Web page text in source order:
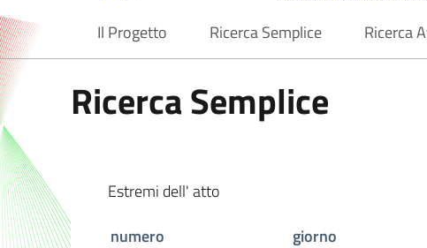
Normattiva
Il Progetto
current Ricerca Semplice Ricerca
Ricerca Semplice
Estremi dell' atto
numero
giorno